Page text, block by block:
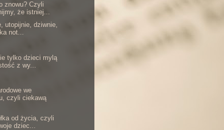
znowu? Czyli
że istniej...
utopijnie, dziwnie,
not...
tylko dzieci mylą
z wy...
we
czyli ciekawą
od życia, czyli
dziec...